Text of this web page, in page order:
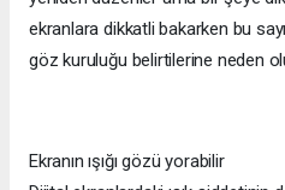
ekranlara dikkatli bakarken bu
göz kuruluğu belirtilerine neden
Ekranın ışığı gözü yorabilir